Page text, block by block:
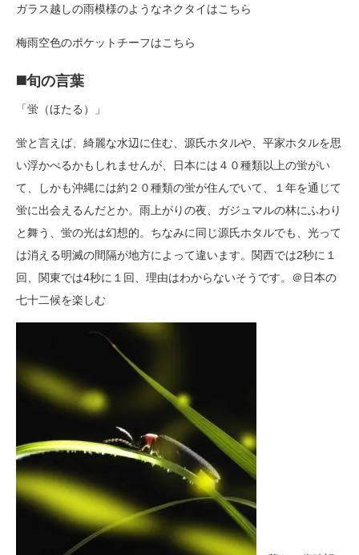
ガラス越しの雨模様のようなネクタイはこちら
梅雨空色のポケットチーフはこちら
◼️旬の言葉
「蛍（ほたる）」
蛍と言えば、綺麗な水辺に住む、源氏ホタルや、平家ホタルを思
い浮かべるかもしれませんが、日本には４０種類以上の蛍がい
て、しかも沖縄には約２０種類の蛍が住んでいて、１年を通じて
蛍に出会えるんだとか。雨上がりの夜、ガジュマルの林にふわり
と舞う、蛍の光は幻想的。ちなみに同じ源氏ホタルでも、光って
は消える明滅の間隔が地方によって違います。関西では2秒に１
回、関東では4秒に１回、理由はわからないそうです。＠日本の
七十二候を楽しむ